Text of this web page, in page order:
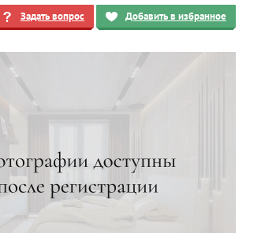
Задать вопрос Добавить в избранное